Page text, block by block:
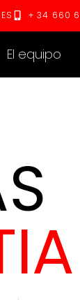
+ 34 660
El equipo